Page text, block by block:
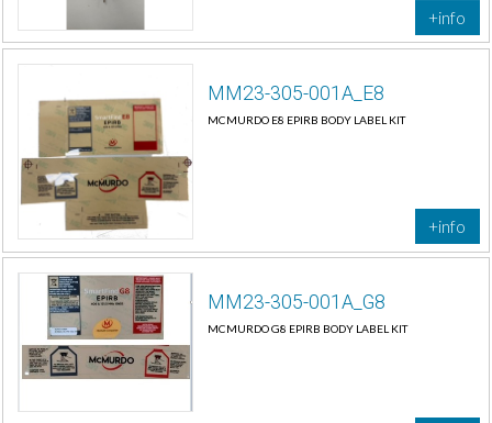
+info
MM23-305-001A_E8
MCMURDO E8 EPIRB BODY LABEL KIT
+info
MM23-305-001A_G8
MCMURDO G8 EPIRB BODY LABEL KIT